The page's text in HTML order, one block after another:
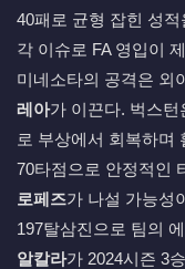
40패로 균형 잡힌 성
각 이슈로 FA 영입이
미네소타의 공격은 외
레아가 이끈다. 벅스턴
로 부상에서 회복하며
70타점으로 안정적인
로페즈가 나설 가능성
197탈삼진으로 팀의
알칼라가 2024시즌 3